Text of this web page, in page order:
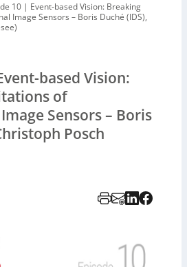
10 | Event-based Vision: Breaking
Image Sensors – Boris Duché (IDS),
based Vision:
of
Sensors – Boris
Posch